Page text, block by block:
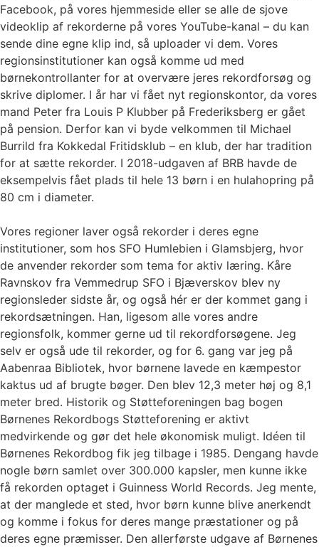
Facebook, på vores hjemmeside eller se alle de sjove
videoklip af rekorderne på vores YouTube-kanal – du kan
sende dine egne klip ind, så uploader vi dem. Vores
regionsinstitutioner kan også komme ud med
børnekontrollanter for at overvære jeres rekordforsøg og
skrive diplomer. I år har vi fået nyt regionskontor, da vores
mand Peter fra Louis P Klubber på Frederiksberg er gået
på pension. Derfor kan vi byde velkommen til Michael
Burrild fra Kokkedal Fritidsklub – en klub, der har tradition
for at sætte rekorder. I 2018-udgaven af BRB havde de
eksempelvis fået plads til hele 13 børn i en hulahopring på
80 cm i diameter.
Vores regioner laver også rekorder i deres egne
institutioner, som hos SFO Humlebien i Glamsbjerg, hvor
de anvender rekorder som tema for aktiv læring. Kåre
Ravnskov fra Vemmedrup SFO i Bjæverskov blev ny
regionsleder sidste år, og også hér er der kommet gang i
rekordsætningen. Han, ligesom alle vores andre
regionsfolk, kommer gerne ud til rekordforsøgene. Jeg
selv er også ude til rekorder, og for 6. gang var jeg på
Aabenraa Bibliotek, hvor børnene lavede en kæmpestor
kaktus ud af brugte bøger. Den blev 12,3 meter høj og 8,1
meter bred. Historik og Støtteforeningen bag bogen
Børnenes Rekordbogs Støtteforening er aktivt
medvirkende og gør det hele økonomisk muligt. Idéen til
Børnenes Rekordbog fik jeg tilbage i 1985. Dengang havde
nogle børn samlet over 300.000 kapsler, men kunne ikke
få rekorden optaget i Guinness World Records. Jeg mente,
at der manglede et sted, hvor børn kunne blive anerkendt
og komme i fokus for deres mange præstationer og på
deres egne præmisser. Den allerførste udgave af Børnenes